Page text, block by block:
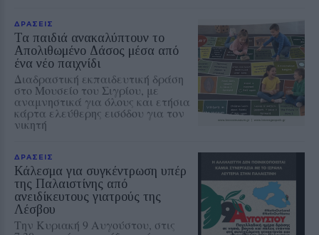
ΔΡΑΣΕΙΣ
Τα παιδιά ανακαλύπτουν το
Απολιθωμένο Δάσος μέσα από
ένα νέο παιχνίδι
Διαδραστική εκπαιδευτική δράση
στο Μουσείο του Σιγρίου, με
αναμνηστικά για όλους και ετήσια
κάρτα ελεύθερης εισόδου για τον
νικητή
ΔΡΑΣΕΙΣ
Κάλεσμα για συγκέντρωση υπέρ
της Παλαιστίνης από
ανειδίκευτους γιατρούς της
Λέσβου
Την Κυριακή 9 Αυγούστου, στις